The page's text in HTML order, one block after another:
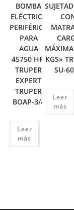
BOMBA
ELÉCTRICA
PERIFÉRICA
PARA
AGUA
45750 HP,
TRUPER
EXPERT
TRUPER
BOAP-3/4
Leer
más
KGS»
SU-
Leer
más